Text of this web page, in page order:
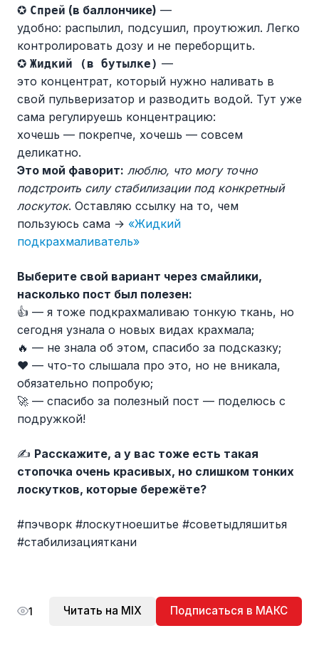
✪ Спрей (в баллончике) —
удобно: распылил, подсушил, проутюжил. Легко
контролировать дозу и не переборщить.
✪ Жидкий (в бутылке) —
это концентрат, который нужно наливать в
свой пульверизатор и разводить водой. Тут уже
сама регулируешь концентрацию:
хочешь — покрепче, хочешь — совсем
деликатно.
Это мой фаворит: люблю, что могу точно
подстроить силу стабилизации под конкретный
лоскуток. Оставляю ссылку на то, чем
пользуюсь сама → «Жидкий
подкрахмаливатель»
Выберите свой вариант через смайлики,
насколько пост был полезен:
👍 — я тоже подкрахмаливаю тонкую ткань, но
сегодня узнала о новых видах крахмала;
🔥 — не знала об этом, спасибо за подсказку;
❤️ — что-то слышала про это, но не вникала,
обязательно попробую;
🚀 — спасибо за полезный пост — поделюсь с
подружкой!
✍️ Расскажите, а у вас тоже есть такая
стопочка очень красивых, но слишком тонких
лоскутков, которые бережёте?
#пэчворк #лоскутноешитье #советыдляшитья
#стабилизацияткани
1 Читать на MIX Подписаться в МАКС